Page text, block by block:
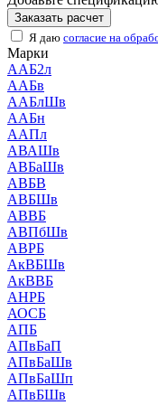
Заказать расчет
Я даю согласие на
Марки
ААБ2л
ААБв
ААБлШв
ААБн
ААПл
АВАШв
АВБаШв
АВБВ
АВБШв
АВВБ
АВПбШв
АВРБ
АкВБШв
АкВВБ
АНРБ
АОСБ
АПБ
АПвБаП
АПвБаШв
АПвБаШп
АПвБШв